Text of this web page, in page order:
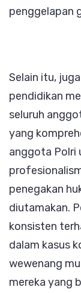
penggelapan
Selain itu,
pendidikan
seluruh
yang
anggota Polri
penegakan
diutamakan.
konsisten
dalam kasus
wewenang
mereka yang